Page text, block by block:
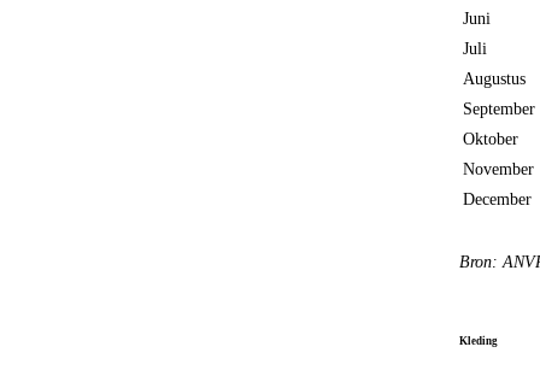
Juni
Juli
Augustus
September
Oktober
November
December
Bron:
Kleding